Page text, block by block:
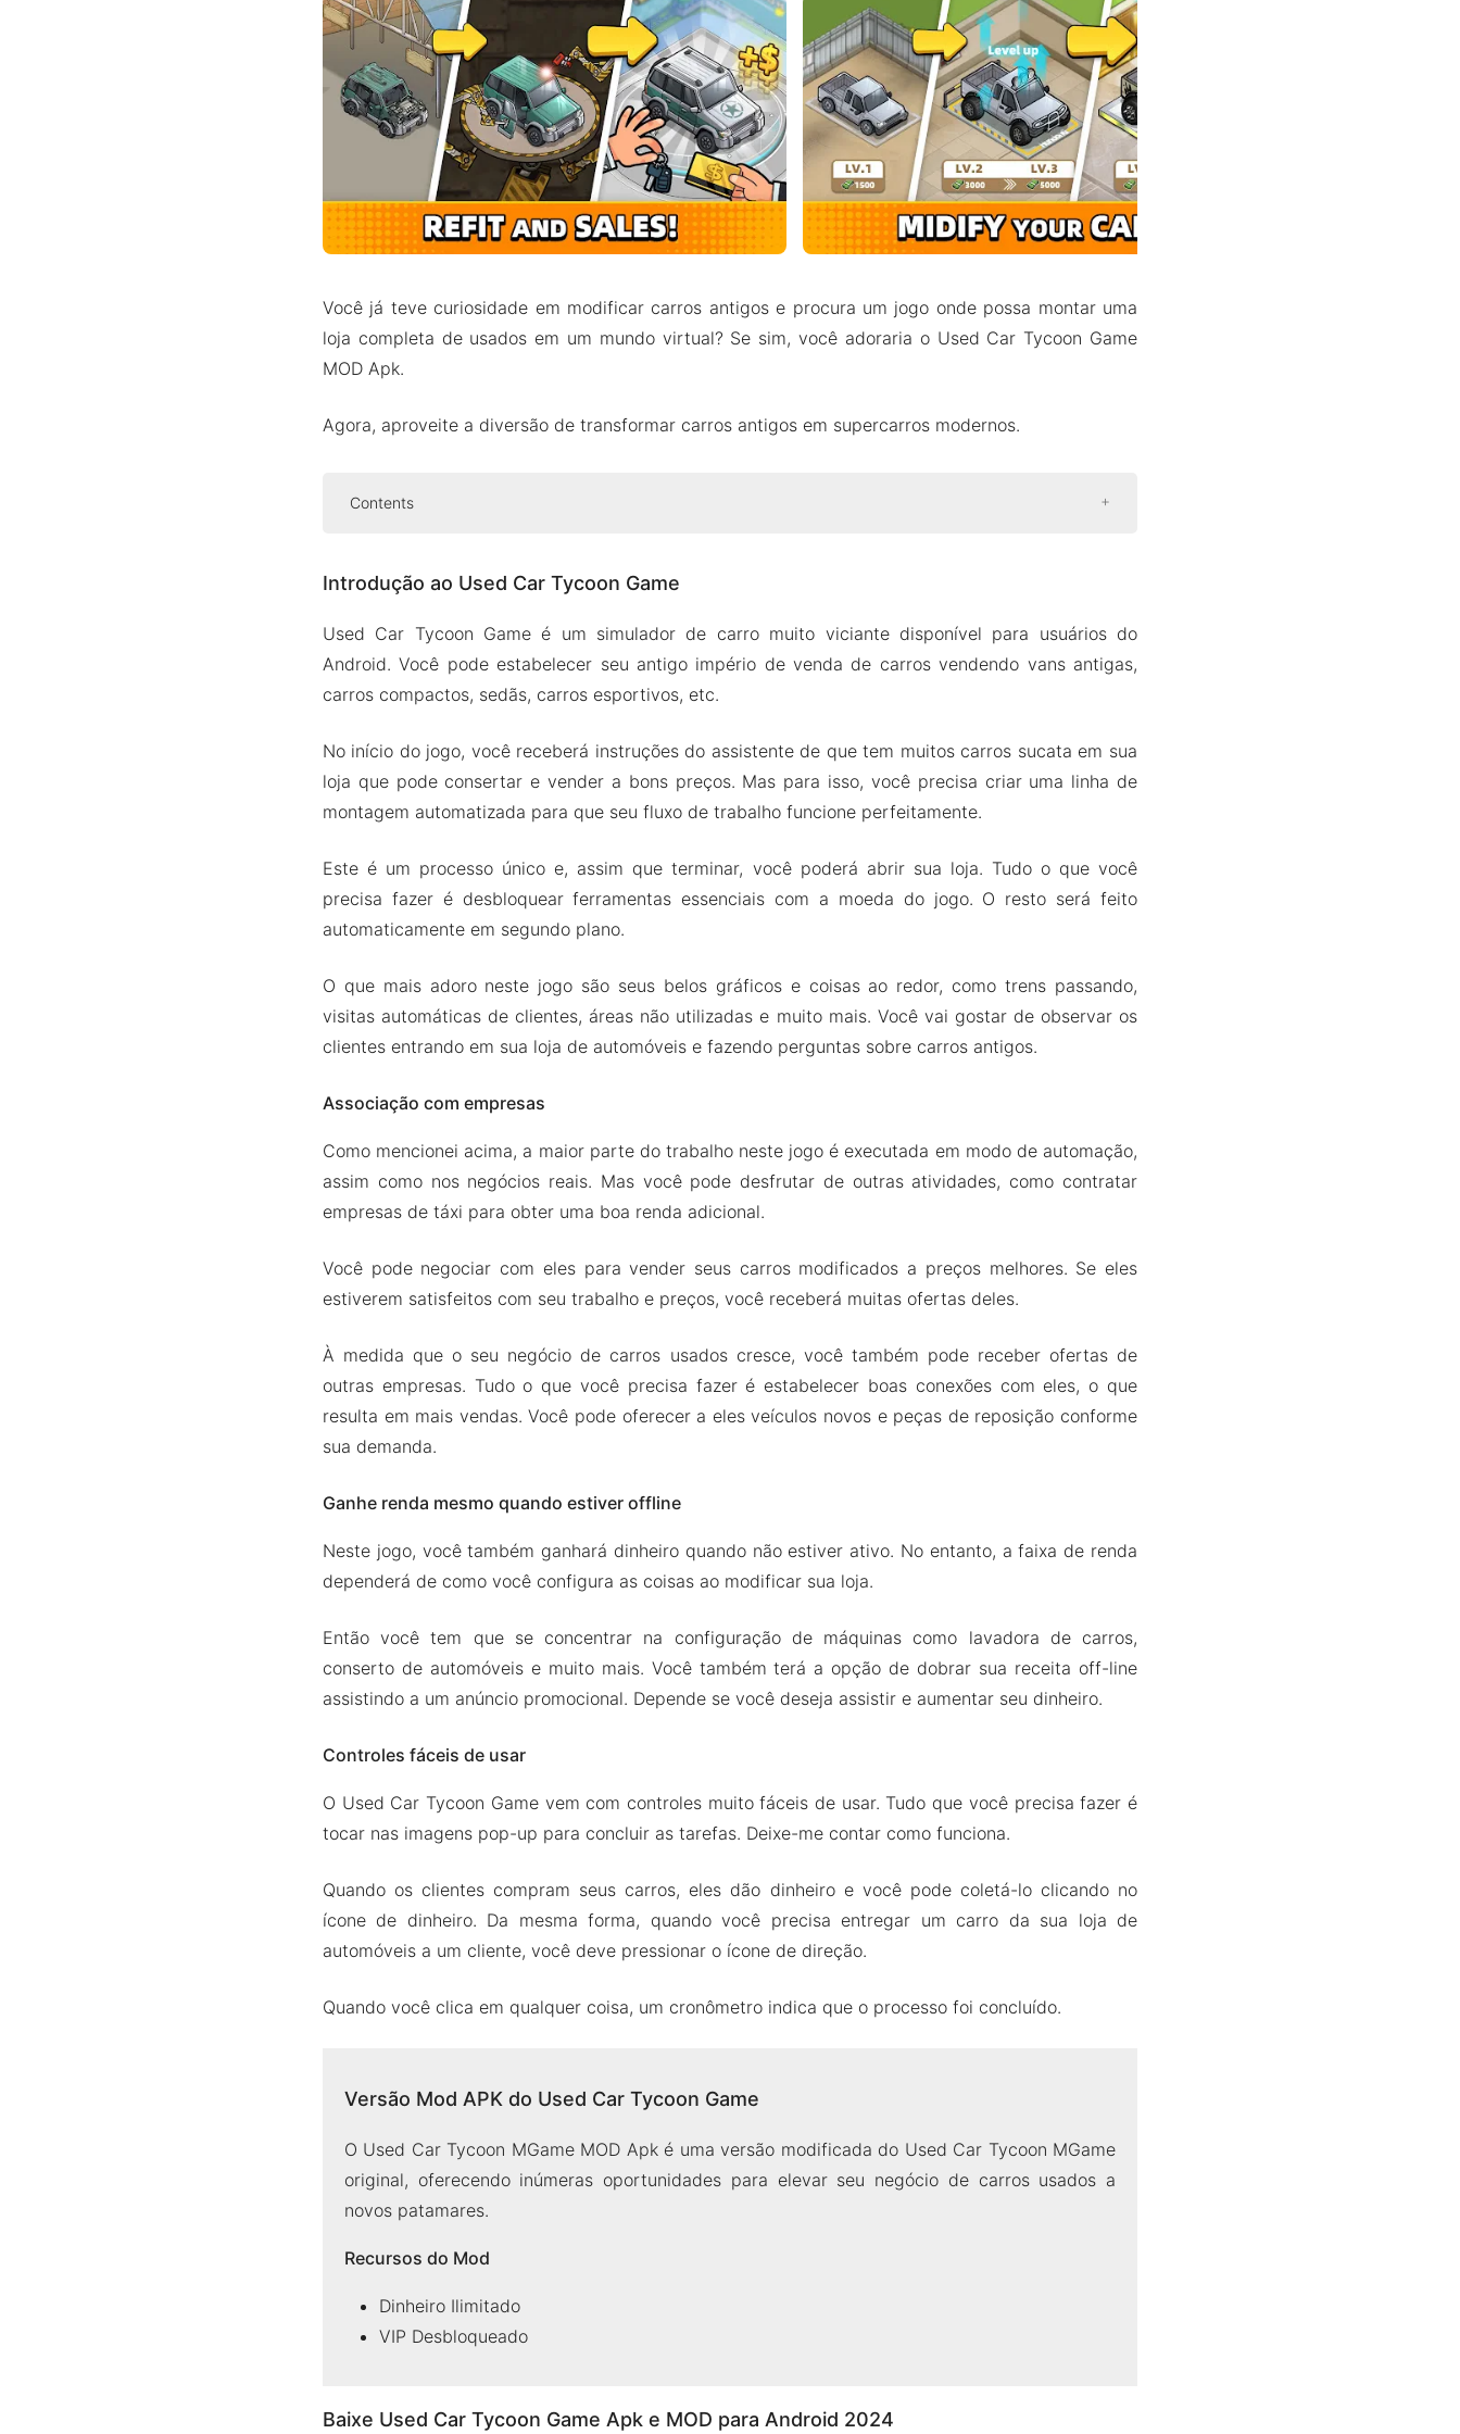
Você já teve curiosidade em modificar carros antigos e procura um jogo onde possa montar uma
loja completa de usados em um mundo virtual? Se sim, você adoraria o Used Car Tycoon Game
MOD Apk.
Agora, aproveite a diversão de transformar carros antigos em supercarros modernos.
Contents
Associação com empresas
Controles fáceis de usar
Versão Mod APK do Used Car Tycoon Game
Baixe Used Car Tycoon Game Apk e MOD para Android 2024
Introdução ao Used Car Tycoon Game
Used Car Tycoon Game é um simulador de carro muito viciante disponível para usuários do
Android. Você pode estabelecer seu antigo império de venda de carros vendendo vans antigas,
carros compactos, sedãs, carros esportivos, etc.
No início do jogo, você receberá instruções do assistente de que tem muitos carros sucata em sua
loja que pode consertar e vender a bons preços. Mas para isso, você precisa criar uma linha de
montagem automatizada para que seu fluxo de trabalho funcione perfeitamente.
Este é um processo único e, assim que terminar, você poderá abrir sua loja. Tudo o que você
precisa fazer é desbloquear ferramentas essenciais com a moeda do jogo. O resto será feito
automaticamente em segundo plano.
O que mais adoro neste jogo são seus belos gráficos e coisas ao redor, como trens passando,
visitas automáticas de clientes, áreas não utilizadas e muito mais. Você vai gostar de observar os
clientes entrando em sua loja de automóveis e fazendo perguntas sobre carros antigos.
Associação com empresas
Como mencionei acima, a maior parte do trabalho neste jogo é executada em modo de automação,
assim como nos negócios reais. Mas você pode desfrutar de outras atividades, como contratar
empresas de táxi para obter uma boa renda adicional.
Você pode negociar com eles para vender seus carros modificados a preços melhores. Se eles
estiverem satisfeitos com seu trabalho e preços, você receberá muitas ofertas deles.
À medida que o seu negócio de carros usados cresce, você também pode receber ofertas de
outras empresas. Tudo o que você precisa fazer é estabelecer boas conexões com eles, o que
resulta em mais vendas. Você pode oferecer a eles veículos novos e peças de reposição conforme
sua demanda.
Ganhe renda mesmo quando estiver offline
Neste jogo, você também ganhará dinheiro quando não estiver ativo. No entanto, a faixa de renda
dependerá de como você configura as coisas ao modificar sua loja.
Então você tem que se concentrar na configuração de máquinas como lavadora de carros,
conserto de automóveis e muito mais. Você também terá a opção de dobrar sua receita off-line
assistindo a um anúncio promocional. Depende se você deseja assistir e aumentar seu dinheiro.
Controles fáceis de usar
O Used Car Tycoon Game vem com controles muito fáceis de usar. Tudo que você precisa fazer é
tocar nas imagens pop-up para concluir as tarefas. Deixe-me contar como funciona.
Quando os clientes compram seus carros, eles dão dinheiro e você pode coletá-lo clicando no
ícone de dinheiro. Da mesma forma, quando você precisa entregar um carro da sua loja de
automóveis a um cliente, você deve pressionar o ícone de direção.
Quando você clica em qualquer coisa, um cronômetro indica que o processo foi concluído.
Versão Mod APK do Used Car Tycoon Game
O Used Car Tycoon MGame MOD Apk é uma versão modificada do Used Car Tycoon MGame
original, oferecendo inúmeras oportunidades para elevar seu negócio de carros usados a
novos patamares.
Recursos do Mod
Dinheiro Ilimitado
VIP Desbloqueado
Baixe Used Car Tycoon Game Apk e MOD para Android 2024